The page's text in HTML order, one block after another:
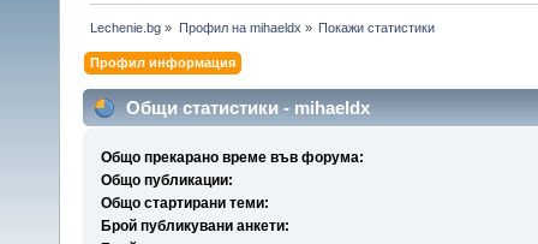
Lechenie.bg » Профил на mihaeldx » Покажи статистики
Профил информация
Общи статистики - mihaeldx
Общо прекарано време във форума:
Общо публикации:
Общо стартирани теми:
Брой публикувани анкети: